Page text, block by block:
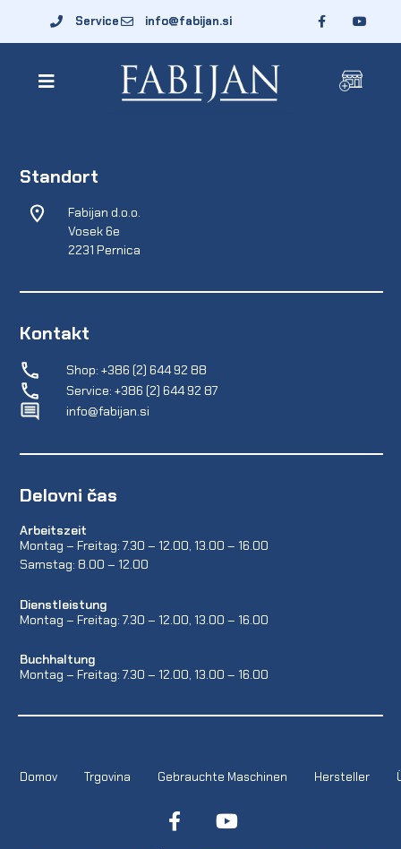
Service info@fabijan.si
Standort
Fabijan d.o.o.
Vosek 6e
2231 Pernica
Kontakt
Shop: +386 (2) 644 92 88
Service: +386 (2) 644 92 87
info@fabijan.si
Delovni čas
Arbeitszeit
Montag – Freitag: 7.30 – 12.00, 13.00 – 16.00
Samstag: 8.00 – 12.00
Dienstleistung
Montag – Freitag: 7.30 – 12.00, 13.00 – 16.00
Buchhaltung
Montag – Freitag: 7.30 – 12.00, 13.00 – 16.00
Domov Trgovina Gebrauchte Maschinen Hersteller